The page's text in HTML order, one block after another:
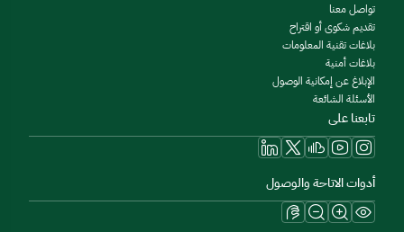
تواصل معنا
تقديم شكوى أو اقتراح
بلاغات تقنية المعلومات
بلاغات أمنية
الإبلاغ عن إمكانية الوصول
الأسئلة الشائعة
تابعنا على
أدوات الاتاحة والوصول